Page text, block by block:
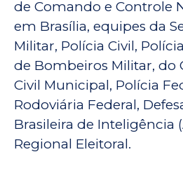
de Comando e Controle
em Brasília, equipes da
Militar, Polícia Civil,
de Bombeiros Militar, do
Civil Municipal, Polícia
Rodoviária Federal,
Brasileira de Inteligência
Regional Eleitoral.